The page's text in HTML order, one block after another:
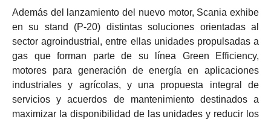
Además del lanzamiento del nuevo motor, Scania exhibe
en su stand (P-20) distintas soluciones orientadas al
sector agroindustrial, entre ellas unidades propulsadas a
gas que forman parte de su línea Green Efficiency,
motores para generación de energía en aplicaciones
industriales y agrícolas, y una propuesta integral de
servicios y acuerdos de mantenimiento destinados a
maximizar la disponibilidad de las unidades y reducir los